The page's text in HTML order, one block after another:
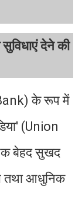
देने की
के रूप में
(Union
बेहद सुखद
तथा आधुनिक